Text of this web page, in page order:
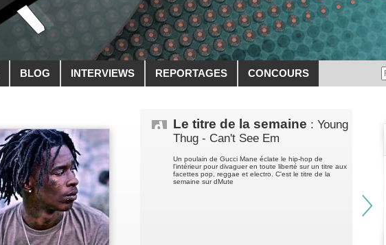
BLOG INTERVIEWS REPORTAGES CONCOURS
Le titre de la semaine : Young
Thug - Can't See Em
Un poulain de Gucci Mane éclate le hip-hop de
l'intérieur pour divaguer en toute liberté sur un titre aux
facettes pop, reggae et electro. C'est le titre de la
semaine sur dMute